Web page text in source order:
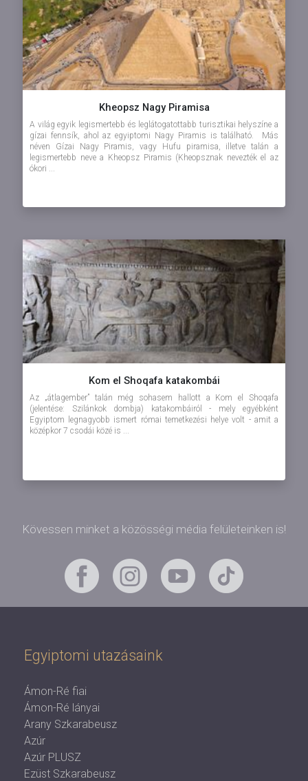
Kheopsz Nagy Piramisa
A világ egyik legismertebb és leglátogatottabb turisztikai helyszíne a
gízai fennsík, ahol az egyiptomi Nagy Piramis is található. Más
néven Gízai Nagy Piramis, vagy Hufu piramisa, illetve talán a
legismertebb neve a Kheopsz Piramis (Kheopsznak nevezték el az
ókori ...
Kom el Shoqafa katakombái
Az „átlagember” talán még sohasem hallott a Kom el Shoqafa
(jelentése: Szilánkok dombja) katakombáiról - mely egyébként
Egyiptom legnagyobb ismert római temetkezési helye volt - amit a
középkor 7 csodái közé is ...
Kövessen minket a közösségi média felületeinken is!
Egyiptomi utazásaink
Ámon-Ré fiai
Ámon-Ré lányai
Arany Szkarabeusz
Azúr
Azúr PLUSZ
Ezüst Szkarabeusz